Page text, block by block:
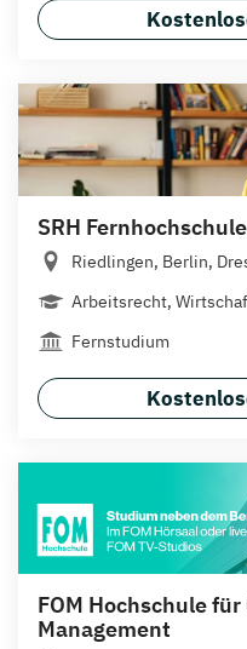
SRH
Riedlingen, Berlin,
Arbeitsrecht,
Fernstudium
FOM Hochschule
Management